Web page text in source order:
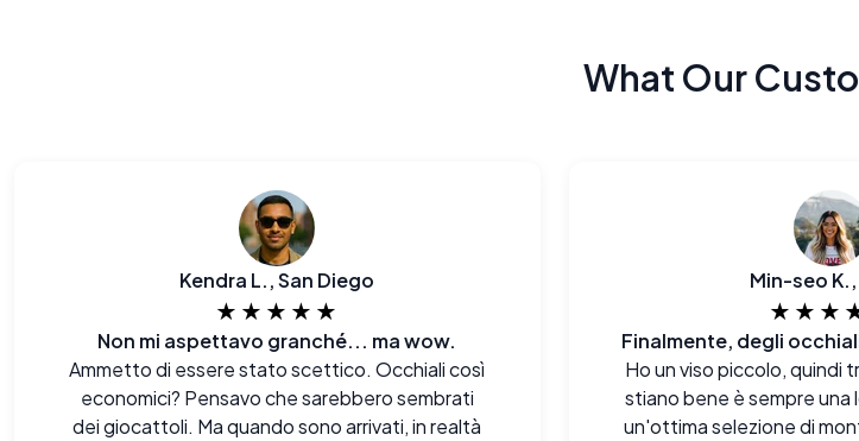
What Our
Kendra L., San Diego
★★★★★
Non mi aspettavo granché... ma wow.
Ammetto di essere stato scettico. Occhiali così
economici? Pensavo che sarebbero sembrati
dei giocattoli. Ma quando sono arrivati, in realtà
Min-seo
Ho un viso piccolo, quindi
stiano bene è sempre
un'ottima selezione di